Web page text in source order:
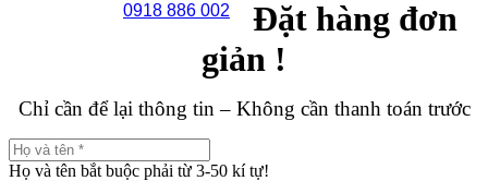
0918 886 002
Đặt hàng đơn
giản !
Chỉ cần để lại thông tin – Không cần thanh toán trước
Họ và tên bắt buộc phải từ 3-50 kí tự!